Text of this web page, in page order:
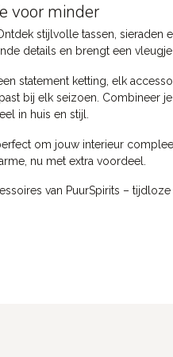
voor minder
stijlvolle tassen,
details en brengt een
statement ketting, elk
bij elk seizoen. Combineer
in huis en stijl.
om jouw interieur
nu met extra voordeel.
van PuurSpirits –